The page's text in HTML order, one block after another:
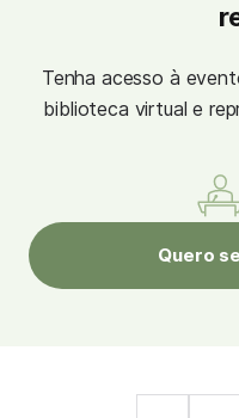
Tenha acesso à
biblioteca virtual e
Quero